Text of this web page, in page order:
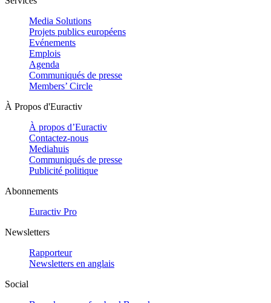
Media Solutions
Projets publics européens
Evénements
Emplois
Agenda
Communiqués de presse
Members’ Circle
À Propos d'Euractiv
À propos d’Euractiv
Contactez-nous
Mediahuis
Communiqués de presse
Publicité politique
Abonnements
Euractiv Pro
Newsletters
Rapporteur
Newsletters en anglais
Social